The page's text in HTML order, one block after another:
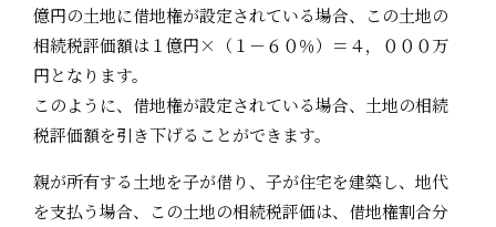
億円の土地に借地権が設定されている場合、この土地の
相続税評価額は１億円×（１－６０％）＝４，０００万
円となります。
このように、借地権が設定されている場合、土地の相続
税評価額を引き下げることができます。
親が所有する土地を子が借り、子が住宅を建築し、地代
を支払う場合、この土地の相続税評価は、借地権割合分